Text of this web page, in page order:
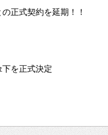
の正式契約を延期！！
を正式決定